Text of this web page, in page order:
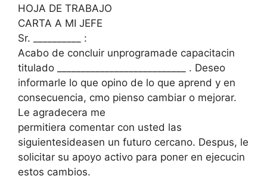
HOJA DE TRABAJO
CARTA A MI JEFE
Sr. __________ :
Acabo de concluir unprogramade capacitacin
titulado ___________________________ . Deseo
informarle lo que opino de lo que aprend y en
consecuencia, cmo pienso cambiar o mejorar.
Le agradecera me
permitiera comentar con usted las
siguientesideasen un futuro cercano. Despus, le
solicitar su apoyo activo para poner en ejecucin
estos cambios.